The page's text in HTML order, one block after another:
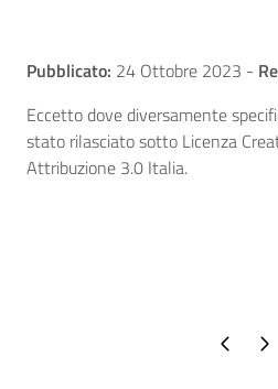
Pubblicato: 24 Ottobre 2023 -
Eccetto dove diversamente
stato rilasciato sotto Licenza
Attribuzione 3.0 Italia.
Pagina precedente
Pagina